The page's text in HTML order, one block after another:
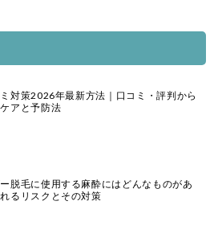
対策2026年最新方法｜口コミ・評判から
アと予防法
脱毛に使用する麻酔にはどんなものがあ
るリスクとその対策